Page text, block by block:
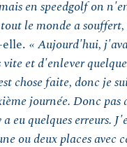
en speedgolf on
le monde a
« Aujourd'hui,
et d'enlever
chose faite, donc je
journée. Donc pas
eu quelques erreurs.
ou deux places avec